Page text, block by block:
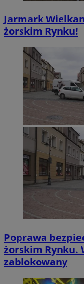
Jarmark
żorskim Rynku!
Poprawa
żorskim Rynku.
zablokowany